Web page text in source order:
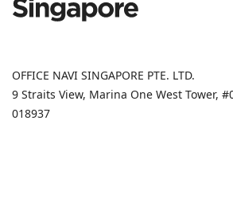
OFFICE NAVI SINGAPORE PTE. LTD.
9 Straits View, Marina One West Tower,
018937